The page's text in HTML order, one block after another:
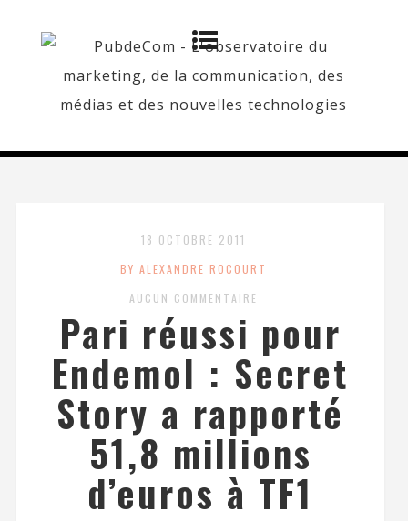
18 OCTOBRE 2011
BY ALEXANDRE ROCOURT
AUCUN COMMENTAIRE
Pari réussi pour
Endemol : Secret
Story a rapporté
51,8 millions
d’euros à TF1